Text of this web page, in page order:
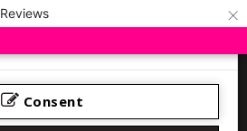
Reviews ×
Consent